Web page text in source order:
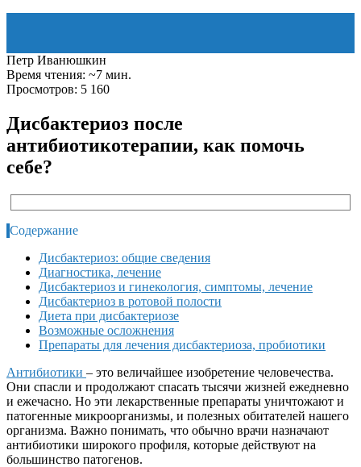
Петр Иванюшкин
Время чтения: ~7 мин.
Просмотров: 5 160
Дисбактериоз после
антибиотикотерапии, как помочь
себе?
Содержание
Дисбактериоз: общие сведения
Диагностика, лечение
Дисбактериоз и гинекология, симптомы, лечение
Дисбактериоз в ротовой полости
Диета при дисбактериозе
Возможные осложнения
Препараты для лечения дисбактериоза, пробиотики
Антибиотики – это величайшее изобретение человечества.
Они спасли и продолжают спасать тысячи жизней ежедневно
и ежечасно. Но эти лекарственные препараты уничтожают и
патогенные микроорганизмы, и полезных обитателей нашего
организма. Важно понимать, что обычно врачи назначают
антибиотики широкого профиля, которые действуют на
большинство патогенов.